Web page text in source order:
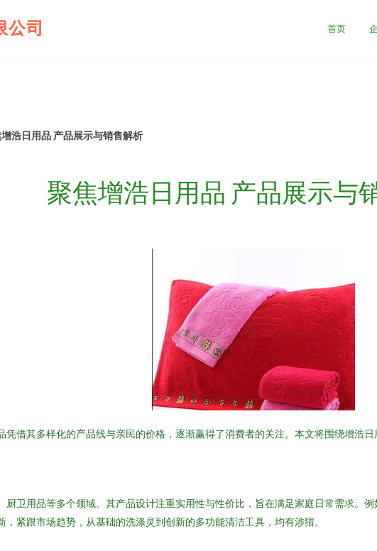
公司 首页
浩日用品 产品展示与销售解析
聚焦增浩日用品 产品展示与
凭借其多样化的产品线与亲民的价格，逐渐赢得了消费者的关注。本文将围绕增浩
厨卫用品等多个领域。其产品设计注重实用性与性价比，旨在满足家庭日常需求。
紧跟市场趋势，从基础的洗涤灵到创新的多功能清洁工具，均有涉猎。